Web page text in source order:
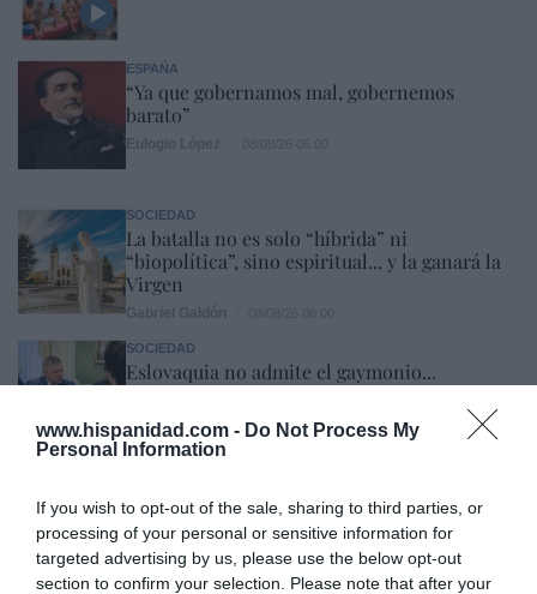
www.hispanidad.com - Do Not Process My
Personal Information
If you wish to opt-out of the sale, sharing to third parties, or
processing of your personal or sensitive information for
targeted advertising by us, please use the below opt-out
section to confirm your selection. Please note that after your
ESPAÑA
“Ya que gobernamos mal, gobernemos
barato”
SOCIEDAD
La batalla no es solo “híbrida” ni
“biopolítica”, sino espiritual... y la ganará la
Virgen
SOCIEDAD
Eslovaquia no admite el gaymonio...
bendecido en otros miembros de la Unión
Europea
Eulogio López
ECONOMÍA
Seamos más responsables: no siempre el
banco tiene la culpa
Eulogio López 08/08/26 06:00